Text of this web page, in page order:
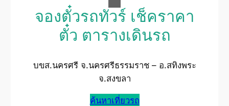
จองตั๋วรถทัวร์ เช็คราคา
ตั๋ว ตารางเดินรถ
บขส.นครศรี จ.นครศรีธรรมราช – อ.สทิงพระ
จ.สงขลา
ค้นหาเที่ยวรถ